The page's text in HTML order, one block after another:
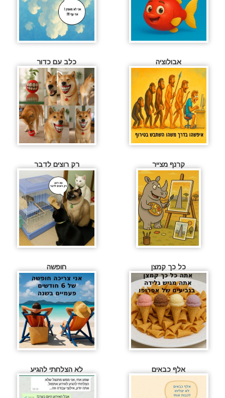
אבולוציה כלב עם כדור
קרנף מצייר רק רוצים לדבר
כל כך קמצן חופשה
אלף כבאים לא הצלחתי להגיע